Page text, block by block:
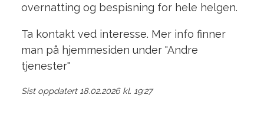
overnatting og bespisning for hele helgen.
Ta kontakt ved interesse. Mer info finner
man på hjemmesiden under "Andre
tjenester"
Sist oppdatert 18.02.2026 kl. 19:27